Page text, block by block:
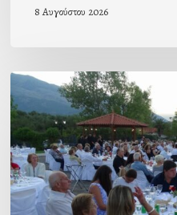
8 Αυγούστου 2026
Πρόσκληση
προς
τους
Ομογενείς
μας